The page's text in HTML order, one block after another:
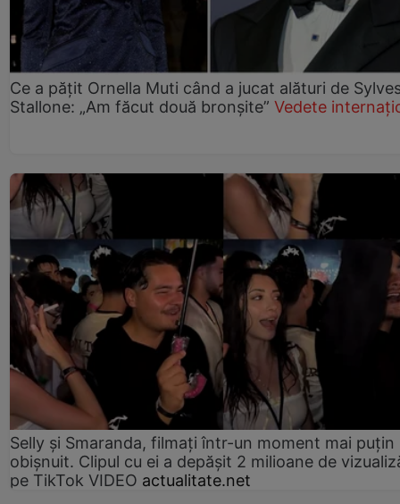
Ce a pățit Ornella Muti când a jucat alături de
Stallone: „Am făcut două bronșite” Vedete
Selly și Smaranda, filmați într-un moment mai puțin
obișnuit. Clipul cu ei a depășit 2 milioane de
pe TikTok VIDEO actualitate.net